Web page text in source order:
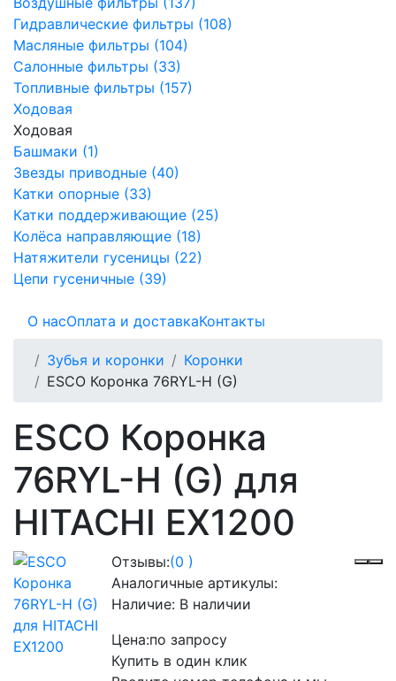
Гидравлические фильтры (108)
Масляные фильтры (104)
Салонные фильтры (33)
Топливные фильтры (157)
Ходовая
Ходовая
Башмаки (1)
Звезды приводные (40)
Катки опорные (33)
Катки поддерживающие (25)
Колёса направляющие (18)
Натяжители гусеницы (22)
Цепи гусеничные (39)
О насОплата и доставкаКонтакты
Зубья и коронки
Коронки
ESCO Коронка 76RYL-H (G)
ESCO Коронка
76RYL-H (G) для
HITACHI EX1200
Отзывы:(0 )
Аналогичные артикулы:
Наличие: В наличии
Цена:по запросу
Купить в один клик